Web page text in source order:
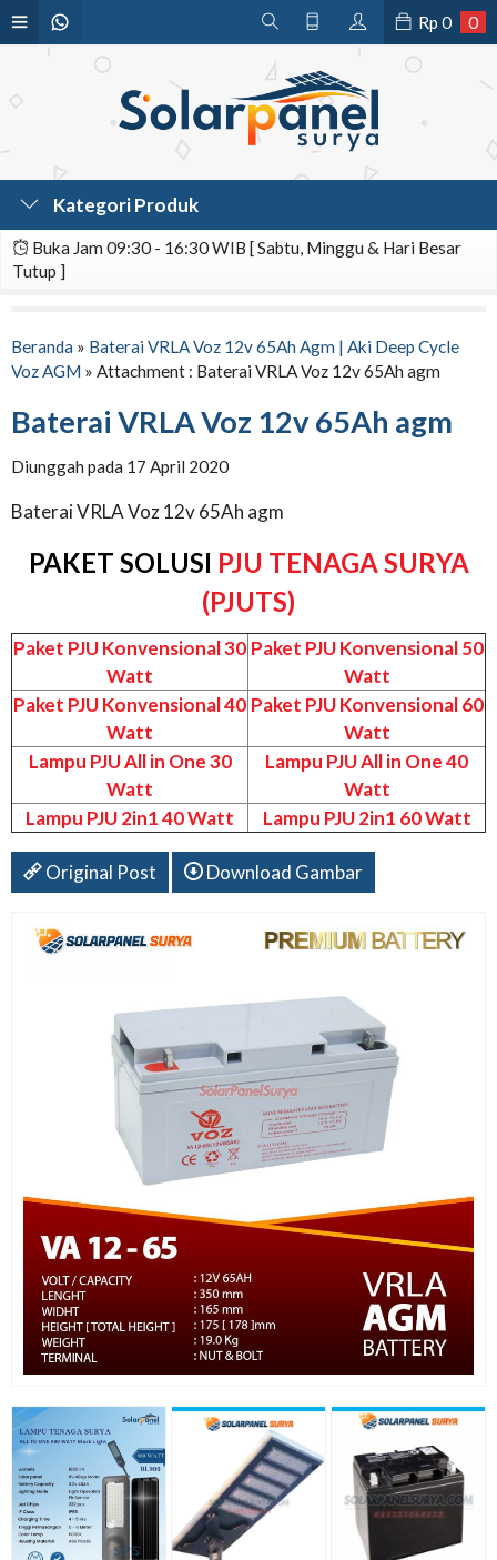
Rp 0 0
Kategori Produk
Buka Jam 09:30 - 16:30 WIB [ Sabtu, Minggu & Hari Besar
Tutup ]
Beranda » Baterai VRLA Voz 12v 65Ah Agm | Aki Deep Cycle
Voz AGM » Attachment : Baterai VRLA Voz 12v 65Ah agm
Baterai VRLA Voz 12v 65Ah agm
Diunggah pada 17 April 2020
Baterai VRLA Voz 12v 65Ah agm
PAKET SOLUSI PJU TENAGA SURYA
(PJUTS)
Paket PJU Konvensional 30
Watt
Paket PJU Konvensional 50
Watt
Paket PJU Konvensional 40
Watt
Paket PJU Konvensional 60
Watt
Lampu PJU All in One 30
Watt
Lampu PJU All in One 40
Watt
Lampu PJU 2in1 40 Watt
Lampu PJU 2in1 60 Watt
Original Post Download Gambar